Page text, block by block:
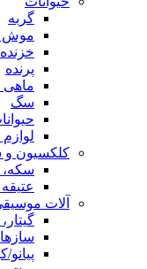
گربه
موش
خزنده
پرنده
ماهی
سگ
لوازم
کلکسیون و
سکه،
عتیقه
آلات موسیقی
پیانو/